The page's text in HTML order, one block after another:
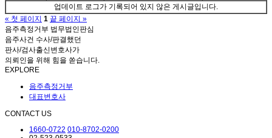
업데이트 로그가 기록되어 있지 않은 게시글입니다.
« 첫 페이지 1 끝 페이지 »
음주측정거부 법무법인판심
음주사건 수사/판결했던
판사/검사출신변호사가
의뢰인을 위해 힘을 쏟습니다.
EXPLORE
음주측정거부
대표변호사
CONTACT US
1660-0722 010-8702-0200